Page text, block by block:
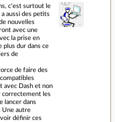
c'est surtout le
aussi des petits
nouvelles
avec une
la prise en
plus dur dans ce
de
de faire des
avec Dash et non
correctement les
lancer dans
Une autre
définir ces